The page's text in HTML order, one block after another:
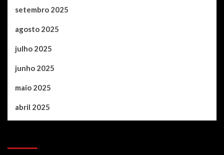
setembro 2025
agosto 2025
julho 2025
junho 2025
maio 2025
abril 2025